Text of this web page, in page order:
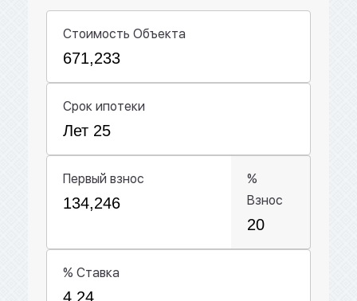
Стоимость Объекта
Срок ипотеки
Первый взнос
%
Взнос
% Ставка